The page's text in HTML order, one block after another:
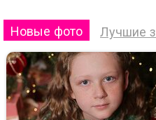
Новые фото Лучшие